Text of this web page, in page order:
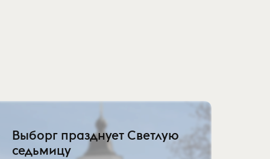
Выборг празднует Светлую
седьмицу